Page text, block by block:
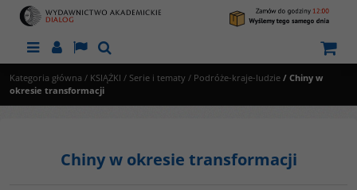
MenuPanelLangSzukaj
Kategoria główna / KSIĄŻKI / Serie i tematy / Podróże-kraje-ludzie / Chiny w
okresie transformacji
Chiny w okresie transformacji